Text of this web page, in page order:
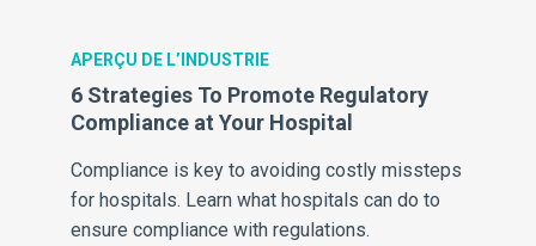
APERÇU DE L’INDUSTRIE
6 Strategies To Promote Regulatory
Compliance at Your Hospital
Compliance is key to avoiding costly missteps
for hospitals. Learn what hospitals can do to
ensure compliance with regulations.